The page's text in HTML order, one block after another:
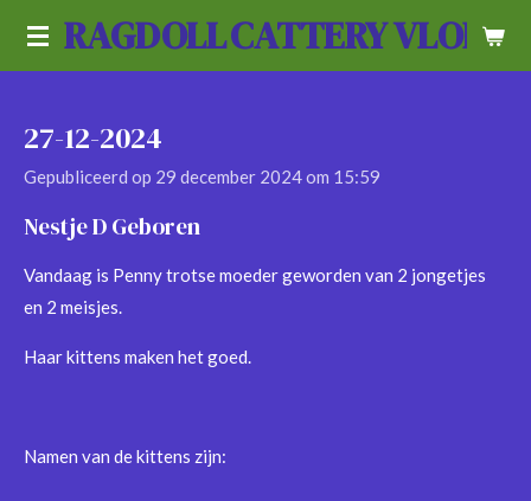
Ga
hoofdinhoud
RAGDOLLCATTERY
27-12-2024
Gepubliceerd op 29 december 2024 om 15:59
Nestje D Geboren
Vandaag is Penny trotse moeder geworden van 2 jongetjes
en 2 meisjes.
Haar kittens maken het goed.
Namen van de kittens zijn: